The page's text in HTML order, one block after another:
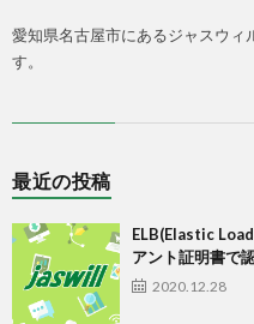
愛知県名古屋市にあるジャスウ
す。
最近の投稿
ELB(Elastic
アント証明書で
2020.12.28